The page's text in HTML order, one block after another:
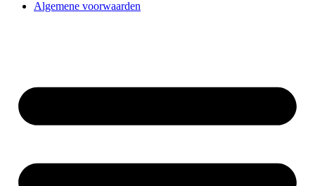
Algemene voorwaarden